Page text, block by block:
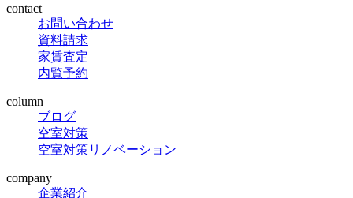
contact
お問い合わせ
資料請求
家賃査定
内覧予約
column
ブログ
空室対策
空室対策リノベーション
company
企業紹介